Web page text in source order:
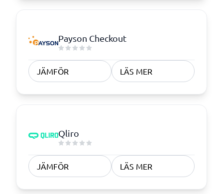
Payson Checkout
JÄMFÖR LÄS MER
Qliro
JÄMFÖR LÄS MER